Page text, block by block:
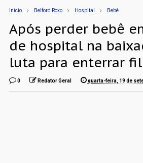
Início Belford Roxo Hospital Bebê
Após perder bebê
de hospital na
luta para enterrar
0 Redator Geral quarta-feira, 19 de